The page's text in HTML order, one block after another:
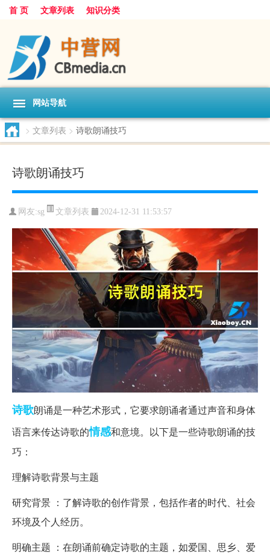
首 页 文章列表 知识分类
网站导航
> 文章列表 > 诗歌朗诵技巧
诗歌朗诵技巧
网友:sg 文章列表 2024-12-31 11:53:57
诗歌朗诵是一种艺术形式，它要求朗诵者通过声音和身体
语言来传达诗歌的情感和意境。以下是一些诗歌朗诵的技
巧：
理解诗歌背景与主题
研究背景 ：了解诗歌的创作背景，包括作者的时代、社会
环境及个人经历。
明确主题 ：在朗诵前确定诗歌的主题，如爱国、思乡、爱